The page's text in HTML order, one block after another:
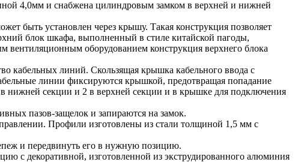
4,0мм и снабжена цилиндровым замком в верхней и нижней
быть установлен через крышу. Такая конструкция позволяет
блок шкафа, выполненный в стиле китайской пагоды,
оборудованием конструкция верхнего блока
кабельных линий. Скользящая крышка кабельного ввода с
линии фиксируются крышкой, предотвращая попадание
секции и 2 в верхней секции и в крышке для подключения
пазов-защелок и запираются на замок.
Профили изготовлены из стали толщиной 1,5 мм с
и передвинуть его в нужную позицию.
с декоративной, изготовленной из экструдированного алюминия